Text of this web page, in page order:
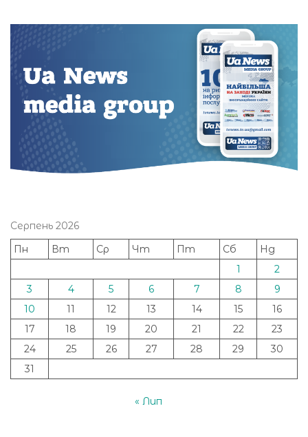
Серпень 2026
Пн
Вт Ср Чт Пт Сб
Нд
1
2
3
4 5 6 7 8
9
10
11 12 13 14 15
16
17
18 19 20 21 22
23
24
25 26 27 28 29
30
31
« Лип